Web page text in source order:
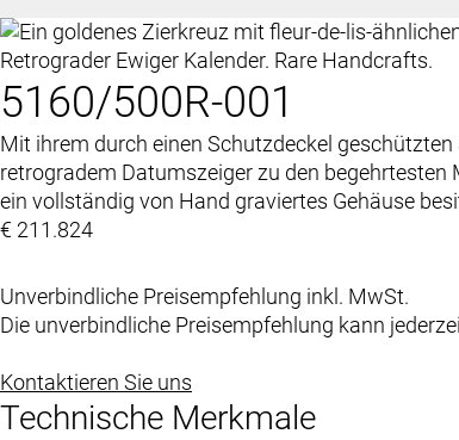
Retrograder Ewiger Kalender. Rare Handcrafts.
5160/500R-001
Mit ihrem durch einen Schutzdeckel
retrogradem Datumszeiger zu den begehrtesten
ein vollständig von Hand graviertes Gehäuse
€ 211.824
Unverbindliche Preisempfehlung inkl. MwSt.
Die unverbindliche Preisempfehlung kann
Kontaktieren Sie uns
Technische Merkmale